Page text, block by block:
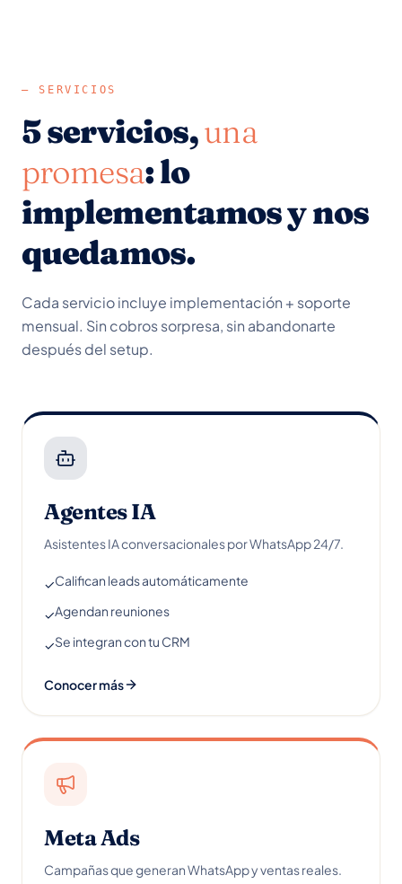
— SERVICIOS
5 servicios,una
promesa: lo
implementamos y nos
quedamos.
Cada servicio incluye implementación + soporte
mensual. Sin cobros sorpresa, sin abandonarte
después del setup.
Agentes IA
Asistentes IA conversacionales por WhatsApp 24/7.
✓Califican leads automáticamente
✓Agendan reuniones
✓Se integran con tu CRM
Conocer más
Meta Ads
Campañas que generan WhatsApp y ventas reales.